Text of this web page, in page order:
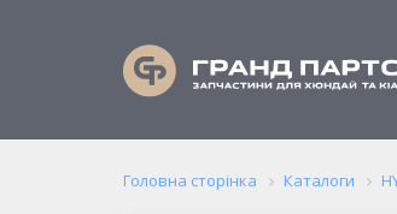
Головна сторінка Каталоги